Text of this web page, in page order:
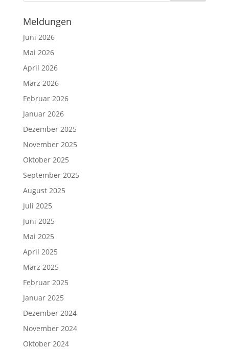
Meldungen
Juni 2026
Mai 2026
April 2026
März 2026
Februar 2026
Januar 2026
Dezember 2025
November 2025
Oktober 2025
September 2025
August 2025
Juli 2025
Juni 2025
Mai 2025
April 2025
März 2025
Februar 2025
Januar 2025
Dezember 2024
November 2024
Oktober 2024